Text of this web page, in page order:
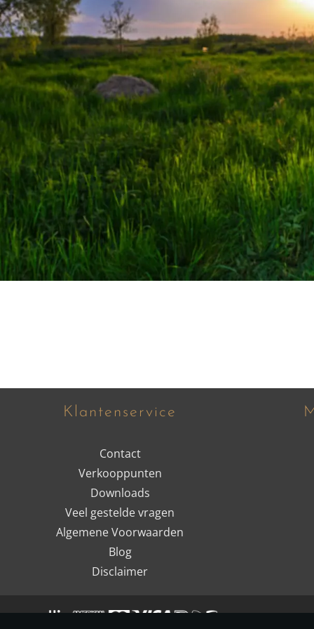
Klantenservice
Contact
Verkooppunten
Downloads
Veel gestelde vragen
Algemene Voorwaarden
Blog
Disclaimer